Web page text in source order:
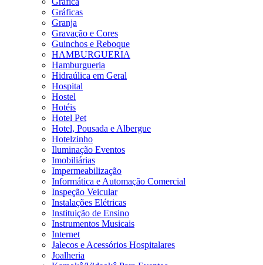
Gráficas
Granja
Gravação e Cores
Guinchos e Reboque
HAMBURGUERIA
Hamburgueria
Hidraúlica em Geral
Hospital
Hostel
Hotéis
Hotel Pet
Hotel, Pousada e Albergue
Hotelzinho
Iluminação Eventos
Imobiliárias
Impermeabilização
Informática e Automação Comercial
Inspeção Veicular
Instalações Elétricas
Instituição de Ensino
Instrumentos Musicais
Internet
Jalecos e Acessórios Hospitalares
Joalheria